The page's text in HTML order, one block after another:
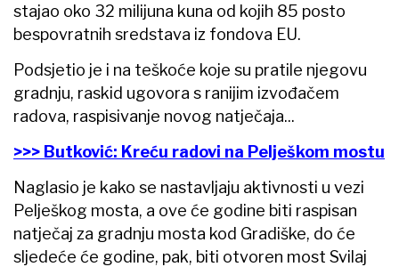
stajao oko 32 milijuna kuna od kojih 85 posto
bespovratnih sredstava iz fondova EU.
Podsjetio je i na teškoće koje su pratile njegovu
gradnju, raskid ugovora s ranijim izvođačem
radova, raspisivanje novog natječaja...
>>> Butković: Kreću radovi na Pelješkom mostu
Naglasio je kako se nastavljaju aktivnosti u vezi
Pelješkog mosta, a ove će godine biti raspisan
natječaj za gradnju mosta kod Gradiške, do će
sljedeće će godine, pak, biti otvoren most Svilaj